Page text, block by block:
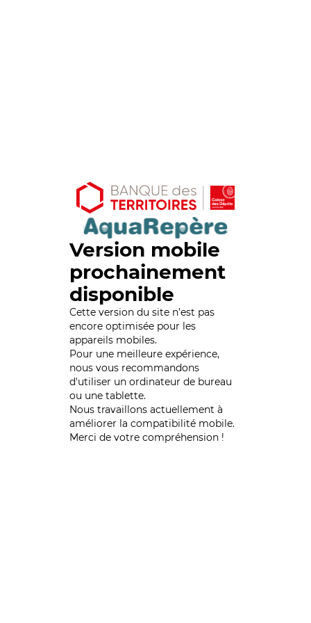
Version mobile
prochainement
disponible
Cette version du site n’est pas
encore optimisée pour les
appareils mobiles.
Pour une meilleure expérience,
nous vous recommandons
d'utiliser un ordinateur de bureau
ou une tablette.
Nous travaillons actuellement à
améliorer la compatibilité mobile.
Merci de votre compréhension !